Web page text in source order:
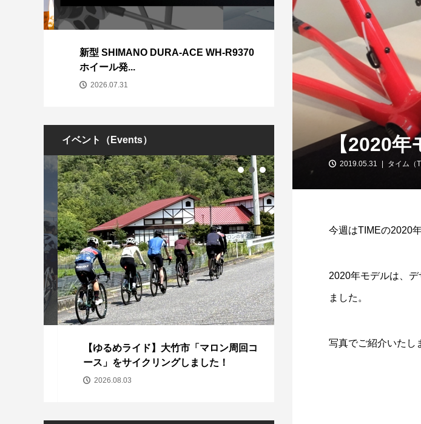
TREK 新型Speed Concept SLR
PINARELLO
DISK、P...
【2020年
2019.05.31 タイム（
今週はTIMEの2020
2020年モデルは、
ました。
写真でご紹介いたし
新型 SHIMANO DURA-ACE WH-R9370
ホイール発...
2026.07.31
Bianchi 新型
量×エアロ...
2026.07.20
イベント（Events）
【ゆるめライド】大竹市「マロン周回コ
ース」をサイクリングしました！
2026.08.03
365日好きな時間に挑戦で